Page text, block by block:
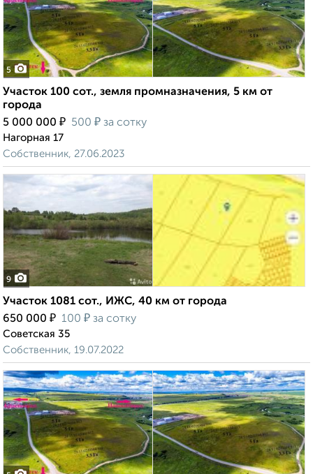
5
Участок 100 сот., земля промназначения, 5 км от
города
5 000 000 ₽ 500 ₽ за сотку
Нагорная 17
Собственник, 27.06.2023
9
Участок 1081 сот., ИЖС, 40 км от города
650 000 ₽ 100 ₽ за сотку
Советская 35
Собственник, 19.07.2022